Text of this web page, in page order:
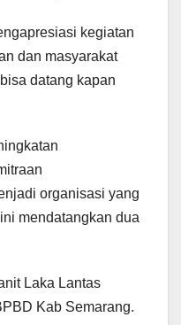
kegiatan
dan masyarakat
datang kapan
organisasi yang
mendatangkan dua
Laka Lantas
Kab Semarang.